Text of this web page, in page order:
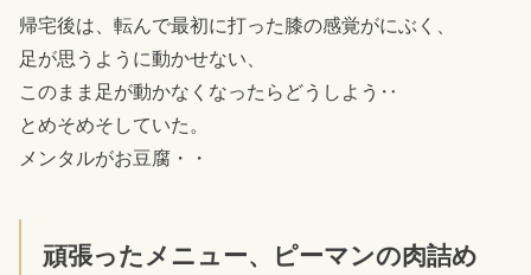
帰宅後は、転んで最初に打った膝の感覚がにぶく、
足が思うように動かせない、
このまま足が動かなくなったらどうしよう‥
とめそめそしていた。
メンタルがお豆腐・・
頑張ったメニュー、ピーマンの肉詰め